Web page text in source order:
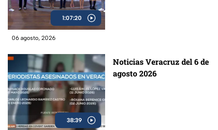
1:07:20
06 agosto, 2026
38:39
Noticias Veracruz del 6 de
agosto 2026